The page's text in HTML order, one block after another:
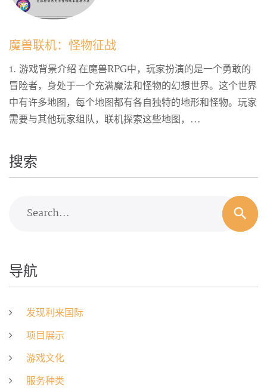
魔兽联机：怪物征战
1. 游戏背景介绍 在魔兽RPG中，玩家扮演的是一个勇敢的
冒险者，身处于一个充满魔法和怪物的幻想世界。这个世界
中有许多地图，每个地图都有各自独特的地形和怪物。玩家
需要与其他玩家组队，联机探索这些地图，...
搜索
Search...
导航
发现利来国际
项目展示
游戏文化
服务种类